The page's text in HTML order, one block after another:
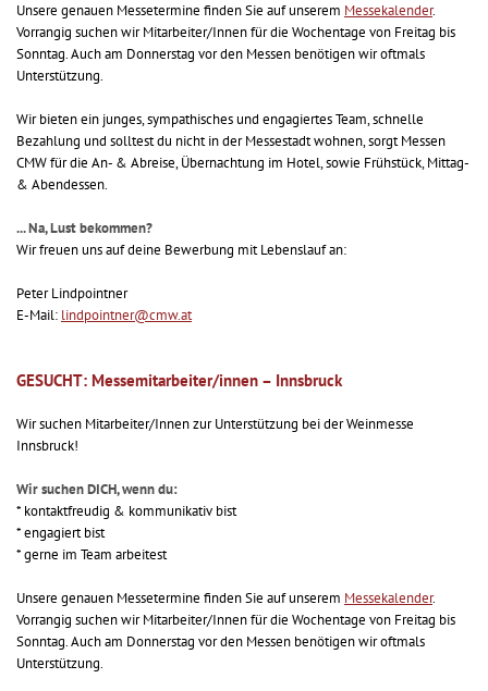
Unsere genauen Messetermine finden Sie auf unserem Messekalender.
Vorrangig suchen wir Mitarbeiter/Innen für die Wochentage von Freitag bis
Sonntag. Auch am Donnerstag vor den Messen benötigen wir oftmals
Unterstützung.
Wir bieten ein junges, sympathisches und engagiertes Team, schnelle
Bezahlung und solltest du nicht in der Messestadt wohnen, sorgt Messen
CMW für die An- & Abreise, Übernachtung im Hotel, sowie Frühstück, Mittag-
& Abendessen.
... Na, Lust bekommen?
Wir freuen uns auf deine Bewerbung mit Lebenslauf an:
Peter Lindpointner
E-Mail: lindpointner@cmw.at
GESUCHT: Messemitarbeiter/innen – Innsbruck
Wir suchen Mitarbeiter/Innen zur Unterstützung bei der Weinmesse
Innsbruck!
Wir suchen DICH, wenn du:
* kontaktfreudig & kommunikativ bist
* engagiert bist
* gerne im Team arbeitest
Unsere genauen Messetermine finden Sie auf unserem Messekalender.
Vorrangig suchen wir Mitarbeiter/Innen für die Wochentage von Freitag bis
Sonntag. Auch am Donnerstag vor den Messen benötigen wir oftmals
Unterstützung.